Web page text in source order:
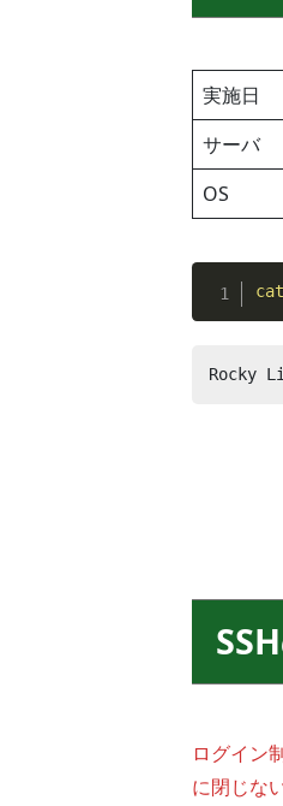
実施日
サーバ
OS
cat
Rocky
ログイン
に閉じな